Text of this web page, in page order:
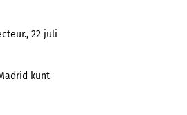
22 juli
kunt